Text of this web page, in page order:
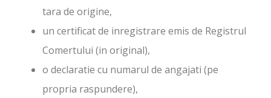
tara de origine,
un certificat de inregistrare emis de Registrul
Comertului (in original),
o declaratie cu numarul de angajati (pe
propria raspundere),